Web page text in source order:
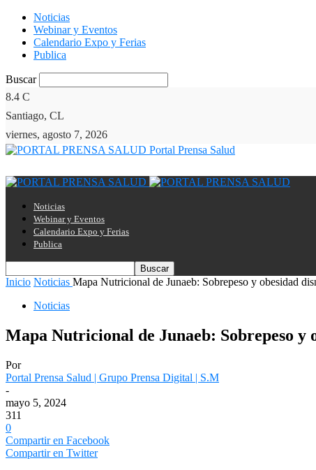
Noticias
Webinar y Eventos
Calendario Expo y Ferias
Publica
Buscar
8.4 C
Santiago, CL
viernes, agosto 7, 2026
Portal Prensa Salud
Noticias
Webinar y Eventos
Calendario Expo y Ferias
Publica
Inicio Noticias Mapa Nutricional de Junaeb: Sobrepeso y obesidad
Noticias
Mapa Nutricional de Junaeb: Sobrepeso y
Por
Portal Prensa Salud | Grupo Prensa Digital | S.M
-
mayo 5, 2024
311
0
Compartir en Facebook
Compartir en Twitter